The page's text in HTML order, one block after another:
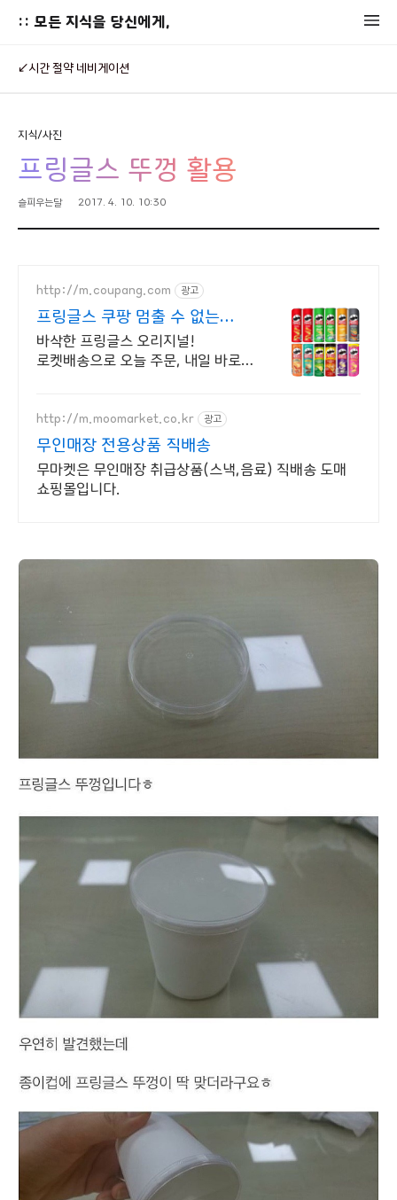
:: 모든 지식을 당신에게,
↙시간 절약 네비게이션
지식/사진
프링글스 뚜껑 활용
슬피우는달 2017. 4. 10. 10:30
http://m.coupang.com 광고
프링글스 쿠팡 멈출 수 없는
감자칩
바삭한 프링글스 오리지널!
로켓배송으로 오늘 주문, 내일 바로
딱!
http://m.moomarket.co.kr 광고
무인매장 전용상품 직배송
무마켓은 무인매장 취급상품(스낵,음료) 직배송 도매
쇼핑몰입니다.